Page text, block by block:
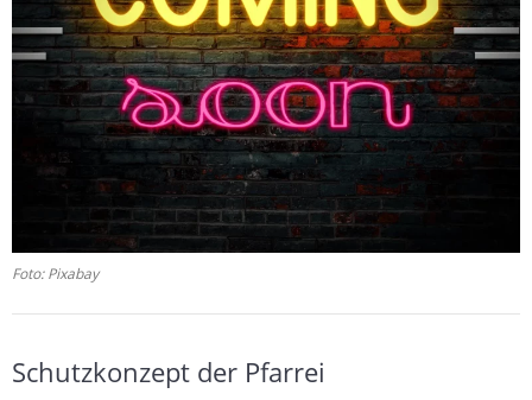
Foto: Pixabay
Schutzkonzept der Pfarrei